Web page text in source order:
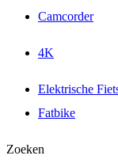
Camcorder
4K
Elektrische
Fatbike
Zoeken